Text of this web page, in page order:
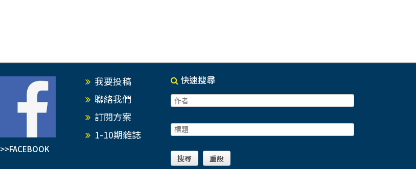
>>FACEBOOK
我要投稿
聯絡我們
訂閱方案
1-10期雜誌
快速搜尋